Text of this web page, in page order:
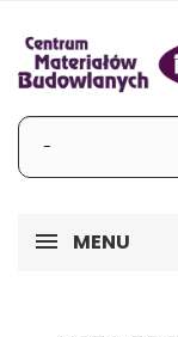
MENU